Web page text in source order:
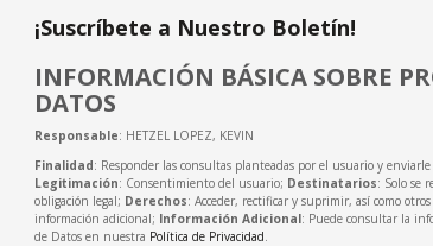
¡Suscríbete a Nuestro Boletín!
INFORMACIÓN BÁSICA SOBRE
DATOS
Responsable: HETZEL LOPEZ, KEVIN
Finalidad: Responder las consultas planteadas por el usuario y
Legitimación: Consentimiento del usuario; Destinatarios: Solo se
obligación legal; Derechos: Acceder, rectificar y suprimir, así como
información adicional; Información Adicional: Puede consultar la
de Datos en nuestra Política de Privacidad